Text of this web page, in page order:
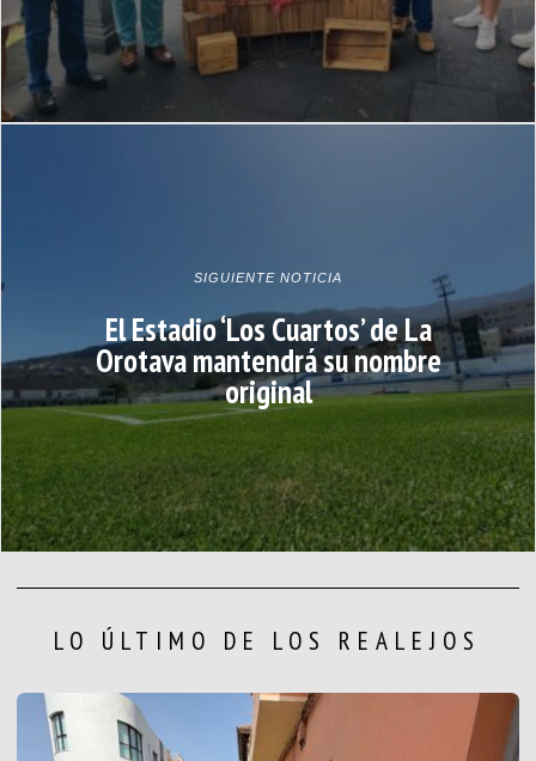
SIGUIENTE NOTICIA
El Estadio ‘Los Cuartos’ de La
Orotava mantendrá su nombre
original
LO ÚLTIMO DE LOS REALEJOS